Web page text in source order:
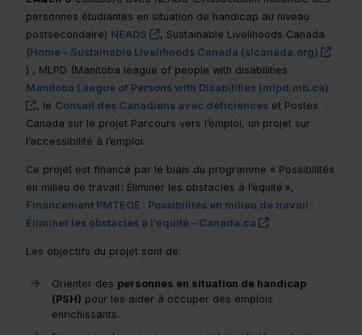
personnes étudiantes en situation de handicap au niveau
postsecondaire) NEADS (ce lien s’ouvrira dans une nouvelle
, Sustainable Livelihoods Canada
(Home – Sustainable Livelihoods Canada (slcanada.org)
(ce
) , MLPD (Manitoba league of people with disabilities
Manitoba League of Persons with Disabilities (mlpd.mb.ca)
(ce lien s’ouvrira dans une nouvelle fenêtre)"
, le Conseil des Canadiens avec déficiences et Postes
Canada sur le projet Parcours vers l’emploi, un projet sur
l’accessibilité à l’emploi.
Ce projet est financé par le biais du programme « Possibilités
en milieu de travail : Éliminer les obstacles à l’équité ».
Financement PMTEOE : Possibilités en milieu de travail :
Éliminer les obstacles à l’équité – Canada.ca
(ce lien s’ouvrira
Les objectifs du projet sont de:
Orienter des personnes en situation de handicap
(PSH) pour les aider à occuper des emplois
enrichissants.